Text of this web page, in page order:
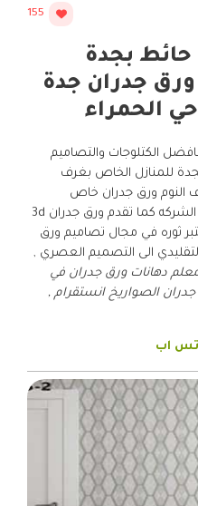
155
بجدة
جوال:0550885527 ورق جدران جدة
الحمراء
الكتلوجات والتصاميم
للمنازل الخاص بغرف
النوم ورق جدران خاص
بالشركات ومكاتب المدراء ورواقات الشركه كما تقدم ورق جدران 3d
ثوره في مجال تصاميم ورق
الى التصميم العصري ,
معلم دهانات ورق جدران في
الصواريخ انستقرام ,
اب